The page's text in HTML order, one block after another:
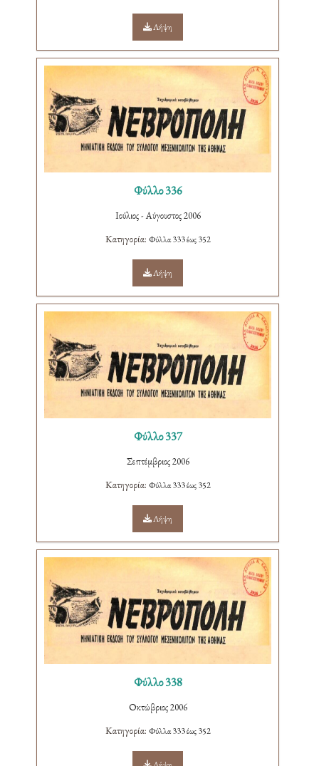
Λήψη
Φύλλο 336
Ιούλιος - Αύγουστος 2006
Κατηγορία: Φύλλα 333 έως 352
Λήψη
Φύλλο 337
Σεπτέμβριος 2006
Κατηγορία: Φύλλα 333 έως 352
Λήψη
Φύλλο 338
Οκτώβριος 2006
Κατηγορία: Φύλλα 333 έως 352